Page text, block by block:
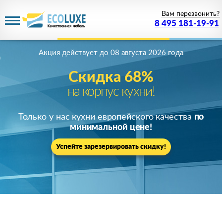
8 495 181-19-91
Вам перезвонить?
Скидка 68%
на корпус кухни!
Акция действует до 08 августа 2026 года
Только у нас кухни европейского качества по
минимальной цене!
Успейте зарезервировать скидку!